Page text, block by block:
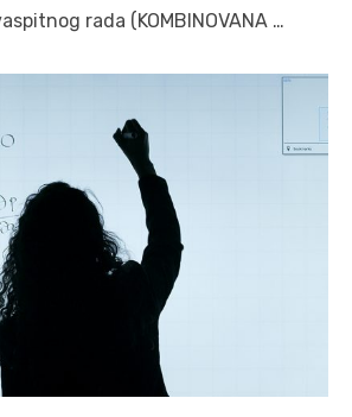
rada (KOMBINOVANA …